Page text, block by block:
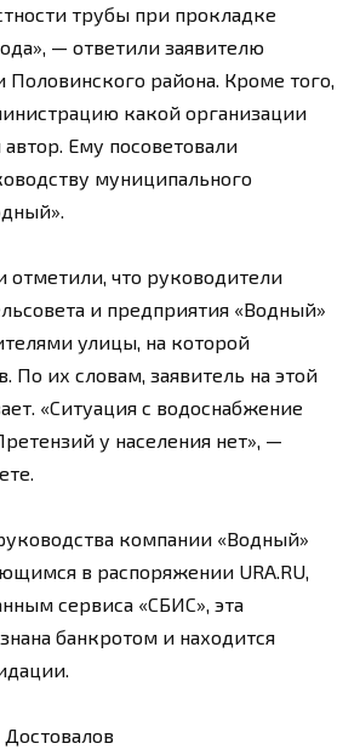
трубы при прокладке
— ответили заявителю
района. Кроме того,
какой организации
Ему посоветовали
муниципального
отметили, что руководители
и предприятия «Водный»
улицы, на которой
По их словам, заявитель на этой
«Ситуация с водоснабжение
у населения нет», —
компании «Водный»
в распоряжении URA.RU,
сервиса «СБИС», эта
банкротом и находится
Достовалов